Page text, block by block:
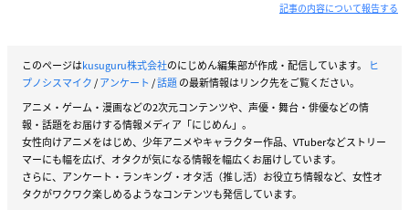
記事の内容について報告する
このページはkusuguru株式会社のにじめん編集部が作成・配信しています。
ヒ
プノシスマイク/アンケート /話題の最新情報はリンク先をご覧ください。
アニメ・ゲーム・漫画などの2次元コンテンツや、声優・舞台・俳優などの情
報・話題をお届けする情報メディア「にじめん」。
女性向けアニメをはじめ、少年アニメやキャラクター作品、VTuberなどストリー
マーにも幅を広げ、オタクが気になる情報を幅広くお届けしています。
さらに、アンケート・ランキング・オタ活（推し活）お役立ち情報など、女性オ
タクがワクワク楽しめるようなコンテンツも発信しています。